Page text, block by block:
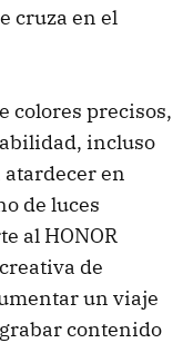
cruza en el
colores precisos,
incluso
atardecer en
de luces
al HONOR
de
un viaje
contenido